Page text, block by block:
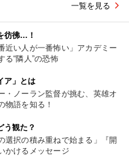
一覧を見る
彷彿…！
近い人が一番怖い」アカデミー
る“隣人”の恐怖
ア」とは
・ノーラン監督が挑む、英雄オ
物語を知る！
う観た？
選択の積み重ねで始まる」『開
かけるメッセージ